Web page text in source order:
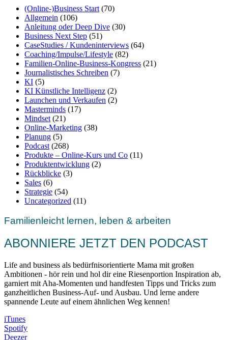
(Online-)Business Start (70)
Allgemein (106)
Anleitung oder Deep Dive (30)
Business Next Step (51)
CaseStudies / Kundeninterviews (64)
Coaching/Impulse/Lifestyle (82)
Familien-Online-Business-Kongress (21)
Journalistisches Schreiben (7)
KI (5)
KI Künstliche Intelligenz (2)
Launchen und Verkaufen (2)
Masterminds (17)
Mindset (21)
Online-Marketing (38)
Planung (5)
Podcast (268)
Produkte – Online-Kurs und Co (11)
Produktentwicklung (2)
Rückblicke (3)
Sales (6)
Strategie (54)
Uncategorized (11)
Familienleicht lernen, leben & arbeiten
ABONNIERE JETZT DEN PODCAST
Life and business als bedürfnisorientierte Mama mit großen
Ambitionen - hör rein und hol dir eine Riesenportion Inspiration ab,
garniert mit Aha-Momenten und handfesten Tipps und Tricks zum
ganzheitlichen Business-Auf- und Ausbau. Und lerne andere
spannende Leute auf einem ähnlichen Weg kennen!
iTunes
Spotify
Deezer